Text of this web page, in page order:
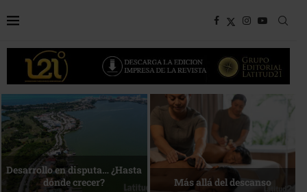
Bottega, un viaje servido a la
mesa
Energía que Impulsa la
competitividad